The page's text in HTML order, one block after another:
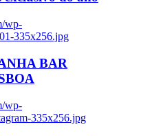
wp-
335x256.jpg
BAR
wp-
335x256.jpg